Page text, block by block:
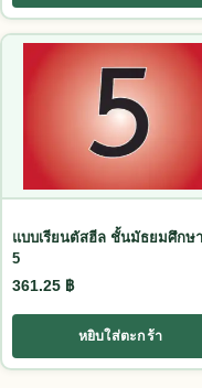
แบบเรียนตัสฮีล ชั้นมัธยมศึกษ
5
361.25 ฿
หยิบใส่ตะกร้า